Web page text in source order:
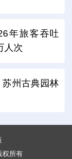
年旅客吞吐
人次
苏州古典园林
权所有